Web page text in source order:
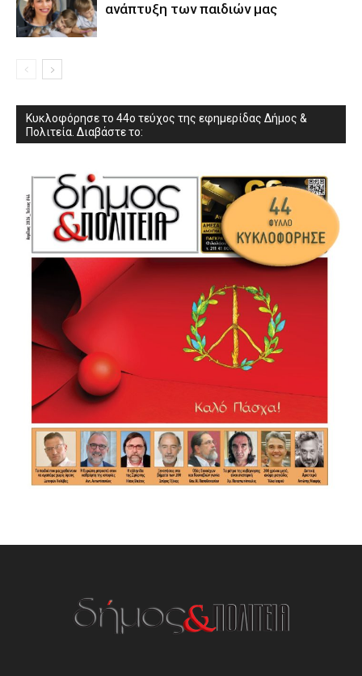
ανάπτυξη των παιδιών µας
Κυκλοφόρησε το 44ο τεύχος της εφημερίδας Δήμος &
Πολιτεία. Διαβάστε το: